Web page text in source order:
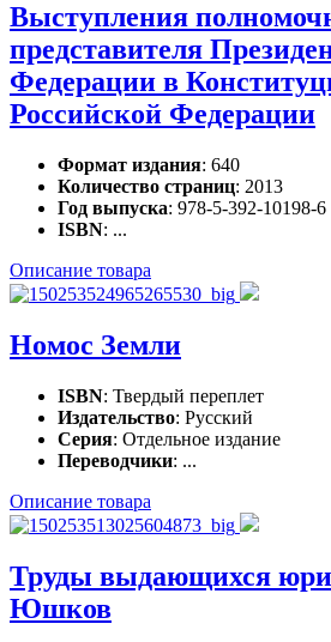
Выступления
представителя
Федерации в
Российской Федерации
Формат издания: 640
Количество страниц: 2013
Год выпуска: 978-5-392-10198-6
ISBN: ...
Описание товара
Нoмoс Земли
ISBN: Твердый переплет
Издательство: Русский
Серия: Отдельное издание
Переводчики: ...
Описание товара
Труды выдающихся
Юшков